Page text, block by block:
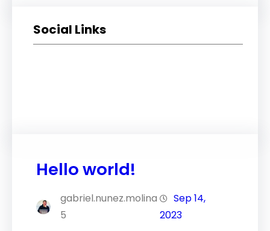
Social Links
Hello world!
gabriel.nunez.molina
5
Sep 14,
2023